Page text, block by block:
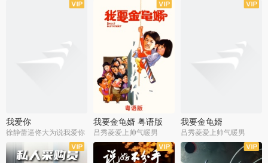
我爱你
徐静蕾逼佟大为说我爱你
我要金龟婿 粤语版
吕秀菱爱上帅气暖男
我要金龟婿
吕秀菱爱上帅气暖男